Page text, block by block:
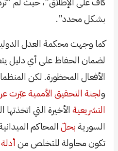
بشكل محدد”.
كما وجهت محكمة العدل الدولية
لضمان الحفاظ على أي دليل
الأفعال المحظورة. لكن
ولجنة التحقيق الأمميةعبّرت
التشريعية الأخيرة التي
السوريةبحلّ المحاكم
تكون محاولة للتخلص من